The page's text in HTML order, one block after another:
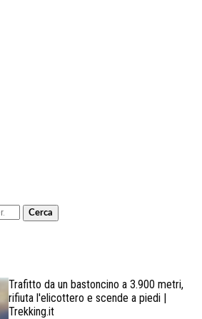
Cerca
Trafitto da un bastoncino a 3.900 metri,
rifiuta l'elicottero e scende a piedi |
Trekking.it